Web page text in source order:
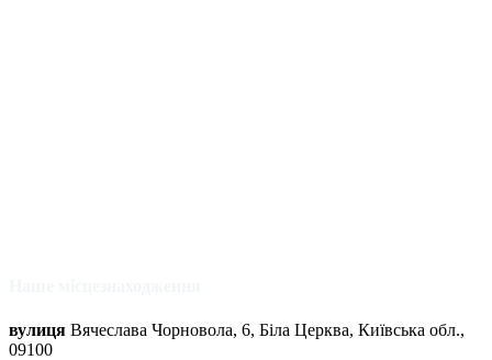
вулиця Вячеслава Чорновола, 6, Біла Церква, Київська обл.,
09100